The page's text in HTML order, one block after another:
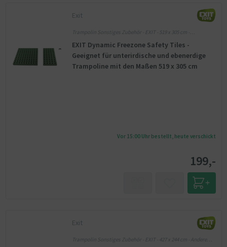
Exit
Trampolin Sonstiges Zubehör - EXIT - 519 x 305 cm -
EXIT Dynamic Freezone Safety Tiles -
Geeignet für unterirdische und ebenerdige
Trampoline mit den Maßen 519 x 305 cm
Vor 15:00 Uhr bestellt, heute verschickt
199,-
Exit
Trampolin Sonstiges Zubehör - EXIT - 427 x 244 cm - Andere